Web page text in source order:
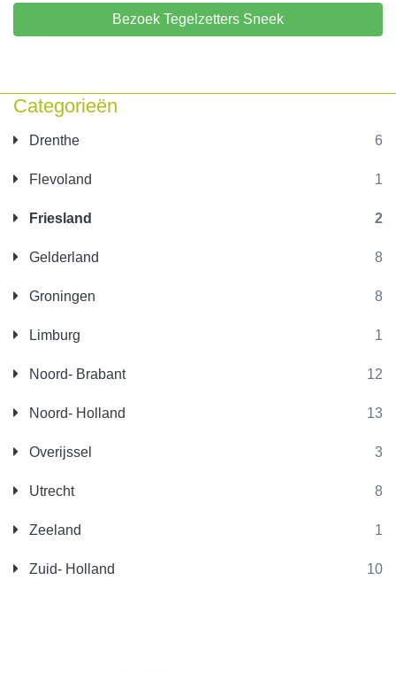
Categorieën
Drenthe 6
Flevoland 1
Friesland 2
Gelderland 8
Groningen 8
Limburg 1
Noord- Brabant 12
Noord- Holland 13
Overijssel 3
Utrecht 8
Zeeland 1
Zuid- Holland 10
Bezoek Tegelzetters Sneek